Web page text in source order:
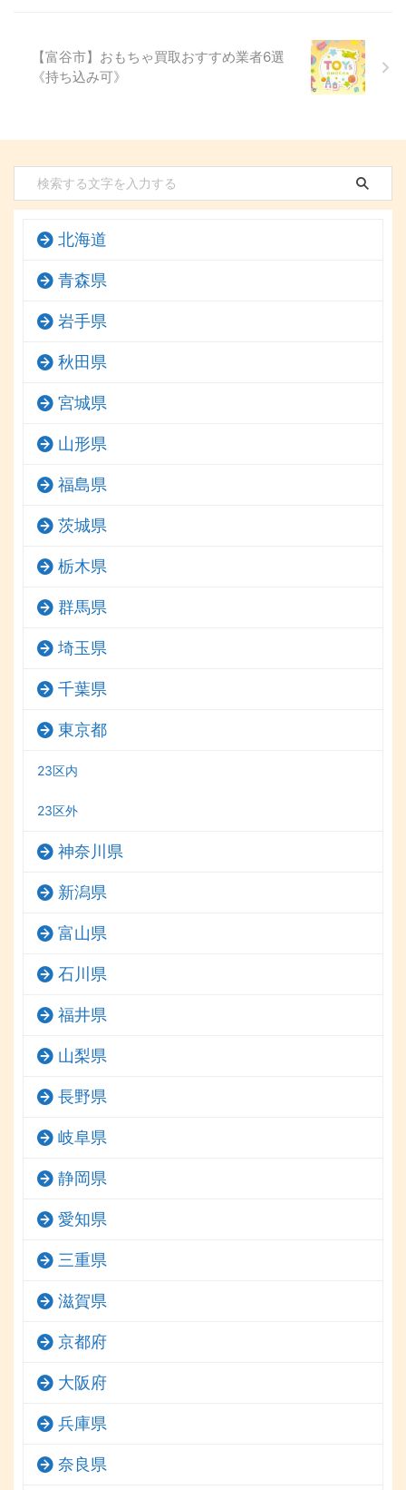
【富谷市】おもちゃ買取おすすめ業者6選
《持ち込み可》
北海道
青森県
岩手県
秋田県
宮城県
山形県
福島県
茨城県
栃木県
群馬県
埼玉県
千葉県
東京都
23区内
23区外
神奈川県
新潟県
富山県
石川県
福井県
山梨県
長野県
岐阜県
静岡県
愛知県
三重県
滋賀県
京都府
大阪府
兵庫県
奈良県